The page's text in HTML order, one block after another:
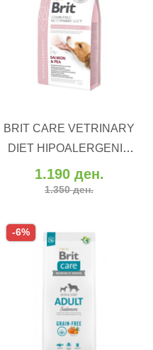
BRIT CARE VETRINARY
DIET HIPOALERGENIC
(2/12 kg)
1.190 ден.
1.350 ден.
Додај во желби
Додај за споредба
-6%